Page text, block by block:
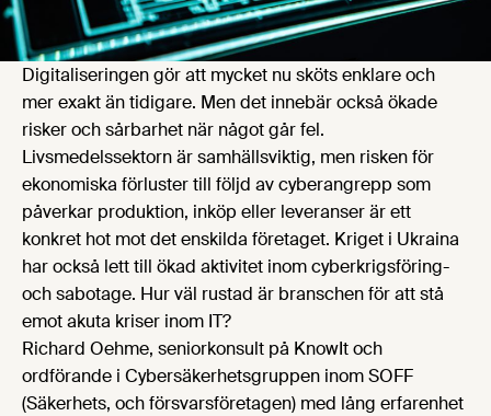
Digitaliseringen gör att mycket nu sköts enklare och
mer exakt än tidigare. Men det innebär också ökade
risker och sårbarhet när något går fel.
Livsmedelssektorn är samhällsviktig, men risken för
ekonomiska förluster till följd av cyberangrepp som
påverkar produktion, inköp eller leveranser är ett
konkret hot mot det enskilda företaget. Kriget i Ukraina
har också lett till ökad aktivitet inom cyberkrigsföring-
och sabotage. Hur väl rustad är branschen för att stå
emot akuta kriser inom IT?
Richard Oehme, seniorkonsult på KnowIt och
ordförande i Cybersäkerhetsgruppen inom SOFF
(Säkerhets, och försvarsföretagen) med lång erfarenhet